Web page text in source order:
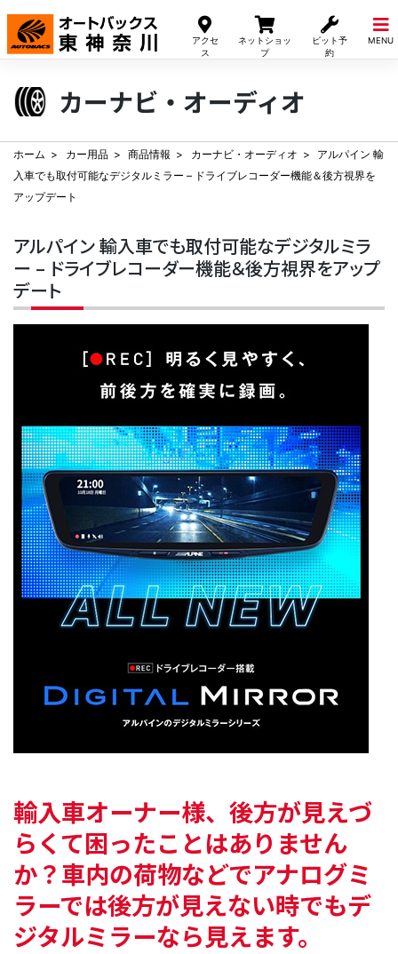
アクセ
ス
ネットショッ
プ
ピット予
約
MENU
Skip
content
カーナビ・オーディオ
ホーム カー用品 商品情報 カーナビ・オーディオ
アルパイン 輸
入車でも取付可能なデジタルミラー – ドライブレコーダー機能＆後方視界を
アップデート
アルパイン 輸入車でも取付可能なデジタルミラ
ー – ドライブレコーダー機能＆後方視界をアップ
デート
輸入車オーナー様、 後方が見えづ
らくて困ったことはありません
か？車内の荷物などでアナログミ
ラーでは後方が見えない時でもデ
ジタルミラーなら見えます。